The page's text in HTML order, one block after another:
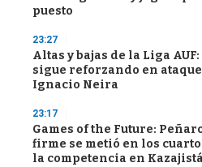
puesto
23:27
Altas y bajas de la Liga
sigue reforzando en
Ignacio Neira
23:17
Games of the Future:
firme se metió en los
la competencia en